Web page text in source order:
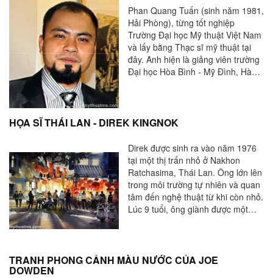
Đại học Kansas, nơi anh nhận
được bằng triết học. Nhưng a đã
gặp nhiều lỗi khi vẽ sơn dầu, và
đặc biệt là những bức vẽ ngoài
trời, Mark giữ lại những bức vẽ đó.
Anh trở lại trường để học Mỹ thuật
tại Đại học Colorado.
Phan Quang Tuấn (sinh năm 1981,
Hải Phòng), từng tốt nghiệp
Trường Đại học Mỹ thuật Việt Nam
và lấy bằng Thạc sĩ mỹ thuật tại
đây. Anh hiện là giảng viên trường
Đại học Hòa Bình - Mỹ Đình, Hà
ta Việt Nam".
HỌA SĨ THÁI LAN - DIREK KINGNOK
Direk được sinh ra vào năm 1976
tại một thị trấn nhỏ ở Nakhon
Ratchasima, Thái Lan. Ông lớn lên
trong môi trường tự nhiên và quan
tâm đến nghệ thuật từ khi còn nhỏ.
Lúc 9 tuổi, ông giành được một
điểm khởi đầu cho nghệ thuật của
TRANH PHONG CẢNH MÀU NƯỚC CỦA JOE
DOWDEN